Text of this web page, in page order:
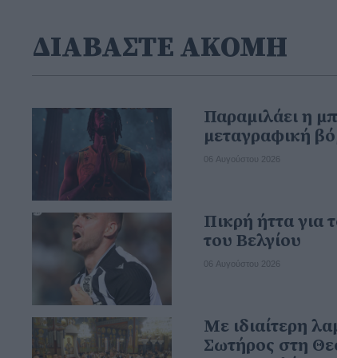
ΔΙΑΒΑΣΤΕ ΑΚΟΜΗ
Παραμιλάει η
μεταγραφική
06 Αυγούστου 2026
Πικρή ήττα
του Βελγίου
06 Αυγούστου 2026
Με ιδιαίτερη
Σωτήρος στη